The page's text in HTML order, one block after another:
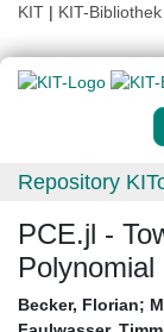
KIT | KIT-Bibliothek
Repository
PCE.jl -
Becker, Florian;